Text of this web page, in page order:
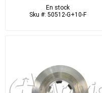
En stock
Sku #: 50512-G+10-F